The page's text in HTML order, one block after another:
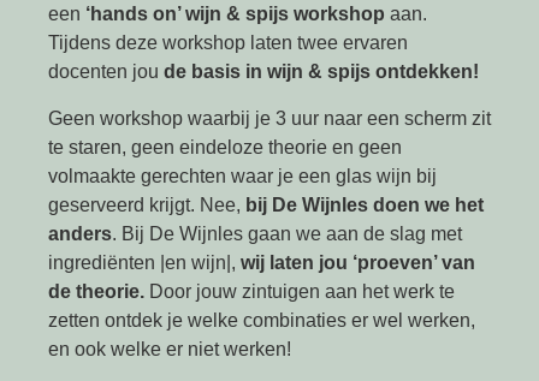
een ‘hands on’ wijn & spijs workshop aan.
Tijdens deze workshop laten twee ervaren
docenten jou de basis in wijn & spijs ontdekken!
Geen workshop waarbij je 3 uur naar een scherm zit
te staren, geen eindeloze theorie en geen
volmaakte gerechten waar je een glas wijn bij
geserveerd krijgt. Nee, bij De Wijnles doen we het
anders. Bij De Wijnles gaan we aan de slag met
ingrediënten |en wijn|, wij laten jou ‘proeven’ van
de theorie. Door jouw zintuigen aan het werk te
zetten ontdek je welke combinaties er wel werken,
en ook welke er niet werken!